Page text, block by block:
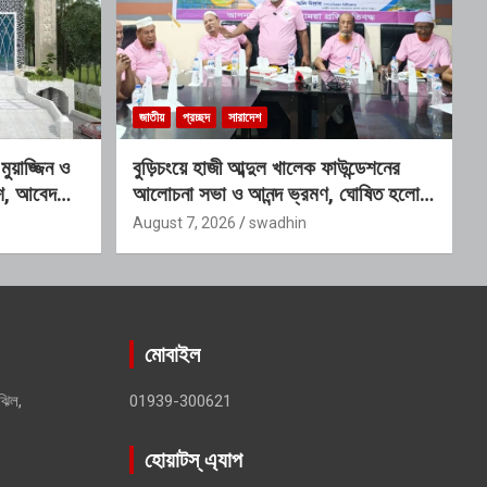
ও
আবেদনের
জাতীয় প্রচ্ছদ সারাদেশ
বুড়িচংয়ে হাজী আব্দুল খালেক ফাউন্ডেশনের
আলোচনা সভা ও আনন্দ ভ্রমণ, ঘোষিত হলো
নতুন কার্যনির্বাহী কমিটি
August 7, 2026 swadhin
মোবাইল
01939-300621
হোয়াটস্ এ্যাপ